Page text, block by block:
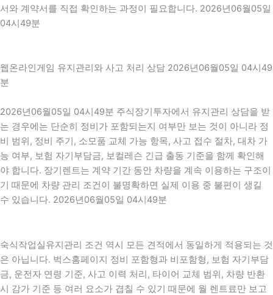
서와 계약서를 직접 확인하는 과정이 필요합니다. 2026년06월05일
04시49분
웹온라인게임 유지관리와 사고 처리 상담 2026년06월05일 04시49
분
2026년06월05일 04시49분 주식장기투자에서 유지관리 상담을 받
는 경우에는 단순히 정비가 포함되는지 여부만 보는 것이 아니라 정
비 범위, 정비 주기, 소모품 교체 가능 항목, 사고 접수 절차, 대차 가
능 여부, 보험 자기부담금, 보컬레슨 긴급 출동 기준을 함께 확인해
야 합니다. 장기렌트는 계약 기간 동안 차량을 계속 이용하는 구조이
기 때문에 차량 관리 조건이 불명확하면 실제 이용 중 불편이 생길
수 있습니다. 2026년06월05일 04시49분
숙식작업실유지관리 조건 역시 모든 견적에서 동일하게 적용되는 것
은 아닙니다. 벅스홈페이지 정비 포함형과 비포함형, 보험 자기부담
금, 운전자 연령 기준, 사고 이력 처리, 타이어 교체 범위, 차량 반환
시 감가 기준 등 여러 요소가 겹칠 수 있기 때문에 월 렌트료만 보고